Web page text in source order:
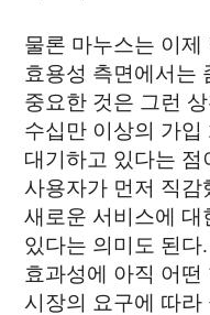
물론 마누스는 이제
효용성 측면에서는
중요한 것은 그런
수십만 이상의 가입
대기하고 있다는
사용자가 먼저 직
새로운 서비스에 대
있다는 의미도 된다
효과성에 아직 어떤
시장의 요구에 따